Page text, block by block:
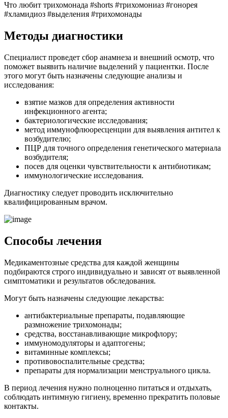
Что любит трихомонада #shorts #трихомониаз #гонорея
#хламидиоз #выделения #трихомонады
Методы диагностики
Специалист проведет сбор анамнеза и внешний осмотр, что
поможет выявить наличие выделений у пациентки. После
этого могут быть назначены следующие анализы и
исследования:
взятие мазков для определения активности
инфекционного агента;
бактериологические исследования;
метод иммунофлюоресценции для выявления антител к
возбудителю;
ПЦР для точного определения генетического материала
возбудителя;
посев для оценки чувствительности к антибиотикам;
иммунологические исследования.
Диагностику следует проводить исключительно
квалифицированным врачом.
Способы лечения
Медикаментозные средства для каждой женщины
подбираются строго индивидуально и зависят от выявленной
симптоматики и результатов обследования.
Могут быть назначены следующие лекарства:
антибактериальные препараты, подавляющие
размножение трихомонады;
средства, восстанавливающие микрофлору;
иммуномодуляторы и адаптогены;
витаминные комплексы;
противовоспалительные средства;
препараты для нормализации менструального цикла.
В период лечения нужно полноценно питаться и отдыхать,
соблюдать интимную гигиену, временно прекратить половые
контакты.